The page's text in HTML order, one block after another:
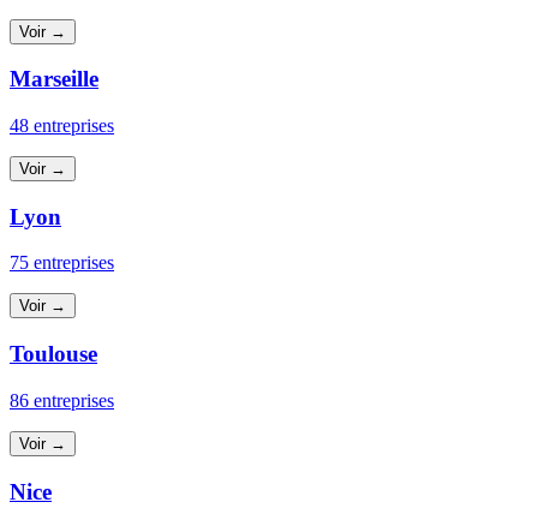
Voir →
Marseille
48 entreprises
Voir →
Lyon
75 entreprises
Voir →
Toulouse
86 entreprises
Voir →
Nice